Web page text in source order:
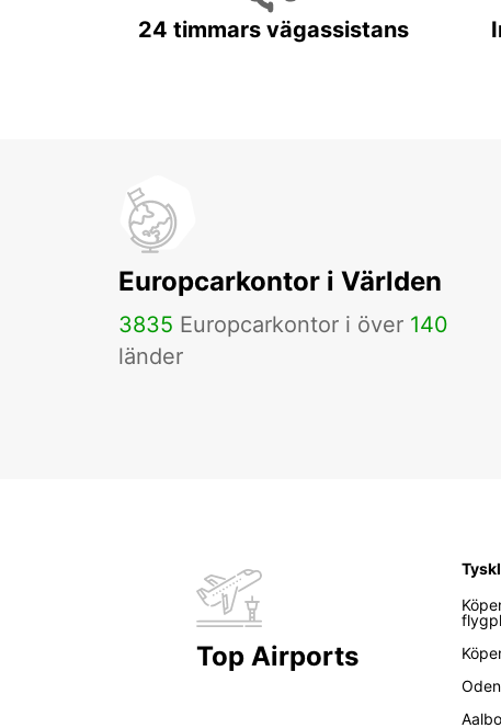
24 timmars vägassistans
Europcarkontor i Världen
3835 Europcarkontor i över 140
länder
Top Airports